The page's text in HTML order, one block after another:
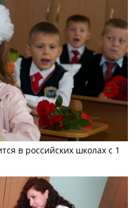
в российских школах с 1